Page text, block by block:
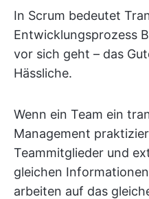
In Scrum bedeutet
Entwicklungsprozess
vor sich geht – das
Hässliche.
Wenn ein Team ein
Management
Teammitglieder und
gleichen
arbeiten auf das